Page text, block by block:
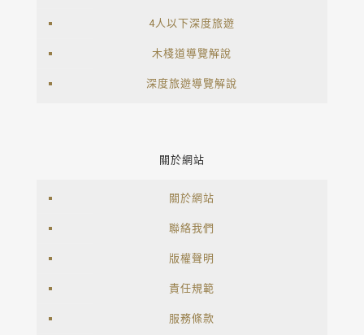
4人以下深度旅遊
木棧道導覽解說
深度旅遊導覽解說
關於網站
關於網站
聯絡我們
版權聲明
責任規範
服務條款